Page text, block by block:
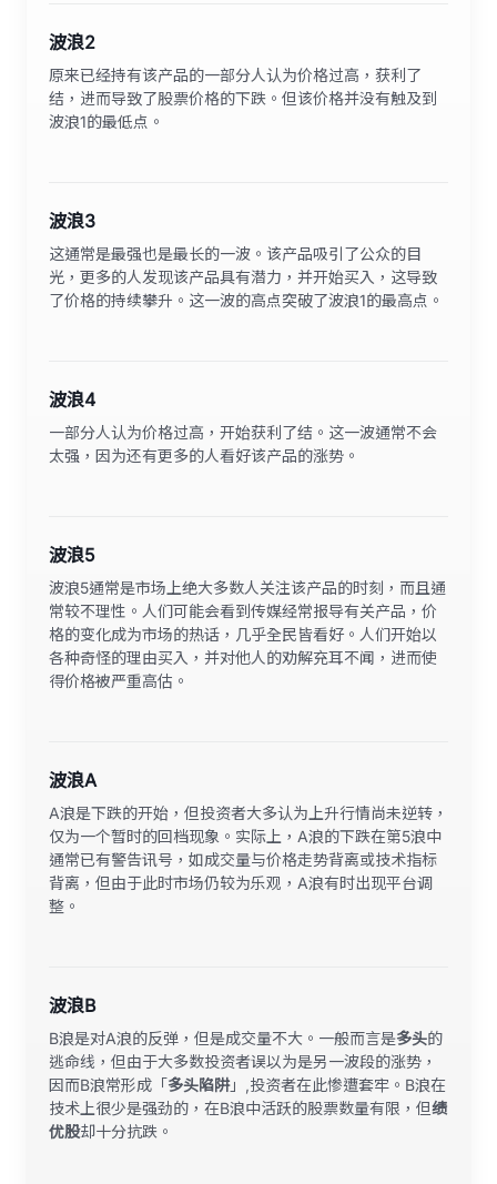
波浪2
原来已经持有该产品的一部分人认为价格过高，获利了
结，进而导致了股票价格的下跌。但该价格并没有触及到
波浪1的最低点。
波浪3
这通常是最强也是最长的一波。该产品吸引了公众的目
光，更多的人发现该产品具有潜力，并开始买入，这导致
了价格的持续攀升。这一波的高点突破了波浪1的最高点。
波浪4
一部分人认为价格过高，开始获利了结。这一波通常不会
太强，因为还有更多的人看好该产品的涨势。
波浪5
波浪5通常是市场上绝大多数人关注该产品的时刻，而且通
常较不理性。人们可能会看到传媒经常报导有关产品，价
格的变化成为市场的热话，几乎全民皆看好。人们开始以
各种奇怪的理由买入，并对他人的劝解充耳不闻，进而使
得价格被严重高估。
波浪A
A浪是下跌的开始，但投资者大多认为上升行情尚未逆转，
仅为一个暂时的回档现象。实际上，A浪的下跌在第5浪中
通常已有警告讯号，如成交量与价格走势背离或技术指标
背离，但由于此时市场仍较为乐观，A浪有时出现平台调
整。
波浪B
B浪是对A浪的反弹，但是成交量不大。一般而言是多头的
逃命线，但由于大多数投资者误以为是另一波段的涨势，
因而B浪常形成「多头陷阱」,投资者在此惨遭套牢。B浪在
技术上很少是强劲的，在B浪中活跃的股票数量有限，但绩
优股却十分抗跌。